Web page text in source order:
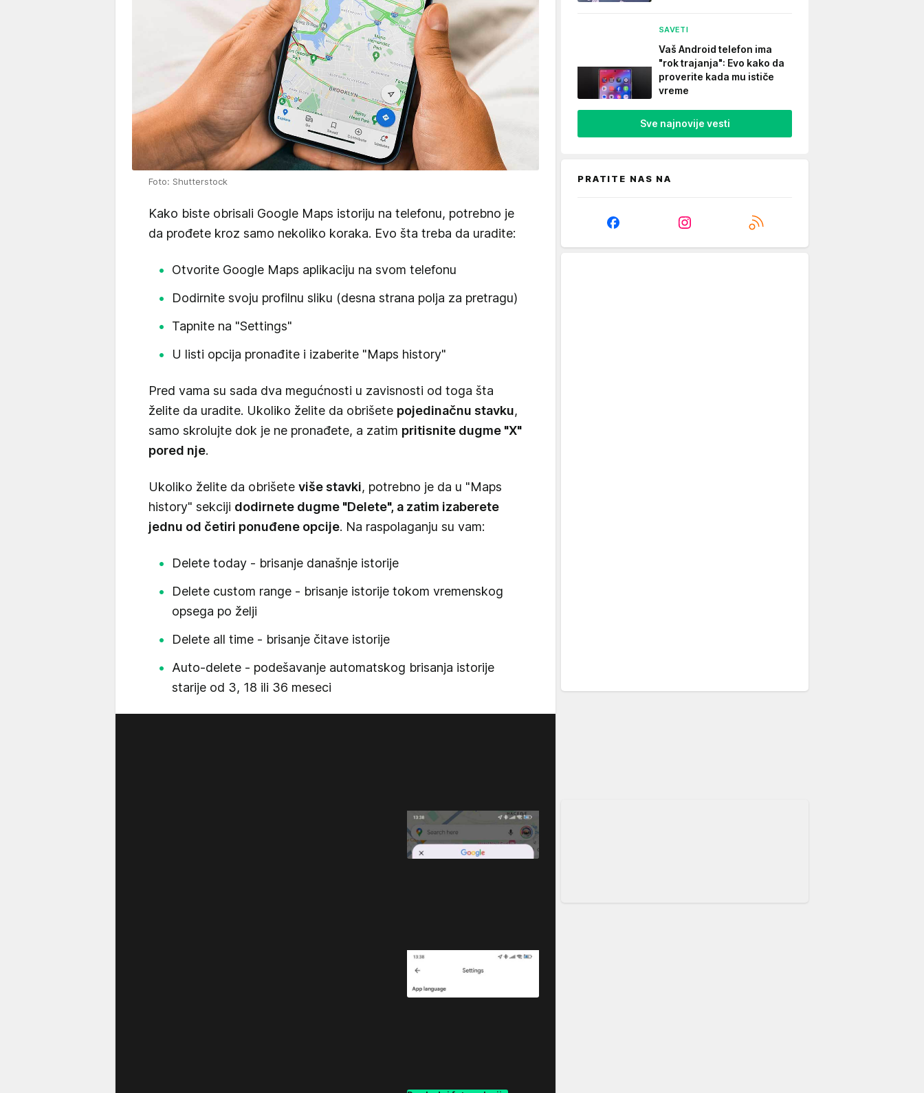
Foto: Shutterstock
Kako biste obrisali Google Maps istoriju na telefonu, potrebno je
da prođete kroz samo nekoliko koraka. Evo šta treba da uradite:
Otvorite Google Maps aplikaciju na svom telefonu
Dodirnite svoju profilnu sliku (desna strana polja za pretragu)
Tapnite na "Settings"
U listi opcija pronađite i izaberite "Maps history"
Pred vama su sada dva megućnosti u zavisnosti od toga šta
želite da uradite. Ukoliko želite da obrišete pojedinačnu stavku,
samo skrolujte dok je ne pronađete, a zatim pritisnite dugme "X"
pored nje.
Ukoliko želite da obrišete više stavki, potrebno je da u "Maps
history" sekciji dodirnete dugme "Delete", a zatim izaberete
jednu od četiri ponuđene opcije. Na raspolaganju su vam:
Delete today - brisanje današnje istorije
Delete custom range - brisanje istorije tokom vremenskog
opsega po želji
Delete all time - brisanje čitave istorije
Auto-delete - podešavanje automatskog brisanja istorije
starije od 3, 18 ili 36 meseci
SAVETI
Vaš Android telefon ima
"rok trajanja": Evo kako da
proverite kada mu ističe
vreme
Sve najnovije vesti
PRATITE NAS NA